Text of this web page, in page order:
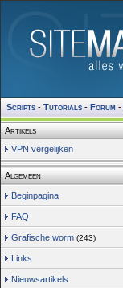
Scripts - Tutorials - Forum -
Artikels
VPN vergelijken
Algemeen
Beginpagina
FAQ
Grafische worm (243)
Links
Nieuwsartikels